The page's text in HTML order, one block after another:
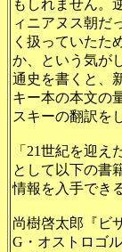
もしれません。
ィニアヌス朝だ
く扱っていたた
か、という気が
通史を書くと、
キー本の本文の
スキーの翻訳を
「21世紀を迎
として以下の書
情報を入手でき
尚樹啓太郎『ビ
G・オストロゴ